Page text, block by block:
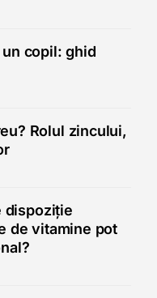
copil: ghid
Rolul zincului,
dispoziție
de vitamine pot